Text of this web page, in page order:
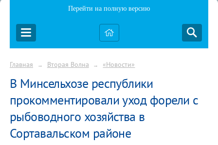
Перейти на полную версию
Главная → Вторая Волна → «Новости»
В Минсельхозе республики
прокомментировали уход форели с
рыбоводного хозяйства в
Сортавальском районе